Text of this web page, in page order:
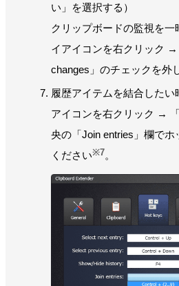
い」を選択する）
クリップボードの監視を
イアイコンを右クリック →
changes」のチェックを外
履歴アイテムを結合した
アイコンを右クリック →
央の「Join entries」欄で
ください※7。